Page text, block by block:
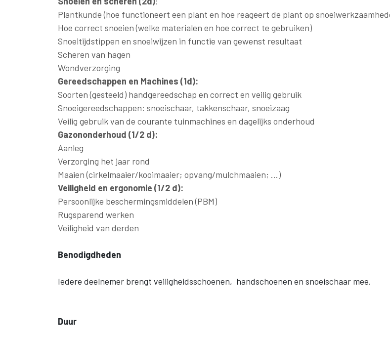
Plantkunde (hoe functioneert een plant en hoe reageert de plant op
Hoe correct snoeien (welke materialen en hoe correct te gebruiken)
Snoeitijdstippen en snoeiwijzen in functie van gewenst resultaat
Scheren van hagen
Wondverzorging
Gereedschappen en Machines (1d):
Soorten (gesteeld) handgereedschap en correct en veilig gebruik
Snoeigereedschappen: snoeischaar, takkenschaar, snoeizaag
Veilig gebruik van de courante tuinmachines en dagelijks onderhoud
Gazononderhoud (1/2 d):
Aanleg
Verzorging het jaar rond
Maaien (cirkelmaaier/kooimaaier; opvang/mulchmaaien; ...)
Veiligheid en ergonomie (1/2 d):
Persoonlijke beschermingsmiddelen (PBM)
Rugsparend werken
Veiligheid van derden
Benodigdheden
Iedere deelnemer brengt veiligheidsschoenen, handschoenen en snoeischaar mee.
Duur